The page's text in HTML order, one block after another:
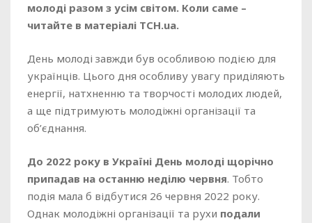
молоді разом з усім світом. Коли саме –
читайте в матеріалі ТСН.ua.
День молоді завжди був особливою подією для
українців. Цього дня особливу увагу приділяють
енергії, натхненню та творчості молодих людей,
а ще підтримують молодіжні організації та
об’єднання.
До 2022 року в Україні День молоді щорічно
припадав на останню неділю червня. Тобто
подія мала б відбутися 26 червня 2022 року.
Однак молодіжні організації та рухи подали